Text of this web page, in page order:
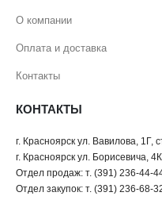
О компании
Оплата и доставка
Контакты
КОНТАКТЫ
г. Красноярск ул. Вавилова, 1Г,
г. Красноярск ул. Борисевича, 4К
Отдел продаж: т. (391) 236-44-
Отдел закупок: т. (391) 236-68-